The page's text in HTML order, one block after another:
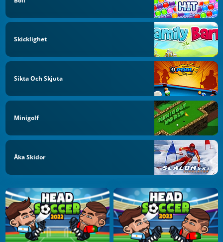
Skicklighet
Sikta Och Skjuta
Minigolf
Åka Skidor